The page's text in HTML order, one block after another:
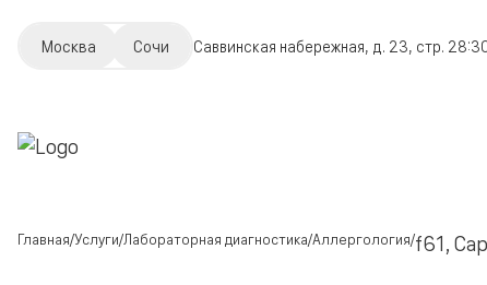
Москва Сочи Саввинская набережная, д. 23, стр. 2
Главная Услуги Лабораторная диагностика Аллергология f61,